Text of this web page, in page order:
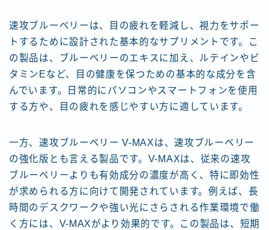
速攻ブルーベリーは、目の疲れを軽減し、視力をサポー
トするために設計された基本的なサプリメントです。こ
の製品は、ブルーベリーのエキスに加え、ルテインやビ
タミンEなど、目の健康を保つための基本的な成分を含
んでいます。日常的にパソコンやスマートフォンを使用
する方や、目の疲れを感じやすい方に適しています。
一方、速攻ブルーベリー V-MAXは、速攻ブルーベリー
の強化版とも言える製品です。V-MAXは、従来の速攻
ブルーベリーよりも有効成分の濃度が高く、特に即効性
が求められる方に向けて開発されています。例えば、長
時間のデスクワークや強い光にさらされる作業環境で働
く方には、V-MAXがより効果的です。この製品は、短期